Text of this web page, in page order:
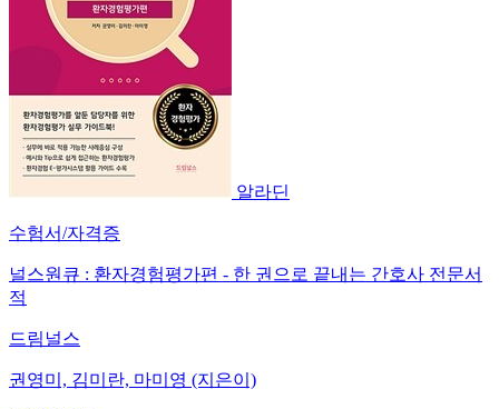
알라딘
수험서/자격증
널스원큐 : 환자경험평가편 - 한 권으로 끝내는 간호사 전문서
적
드림널스
권영미, 김미란, 마미영 (지은이)